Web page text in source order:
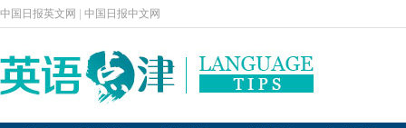
中国日报英文网 中国日报中文网